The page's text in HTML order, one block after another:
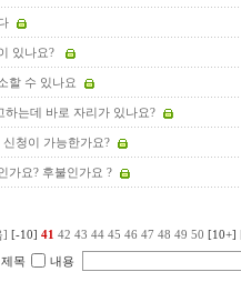
있나요?
할 수 있나요
하는데 바로 자리가 있나요?
청이 가능한가요?
가요? 후불인가요 ?
] [-10] 41 42 43 44 45 46 47 48 49 50 [10+]
제목 내용